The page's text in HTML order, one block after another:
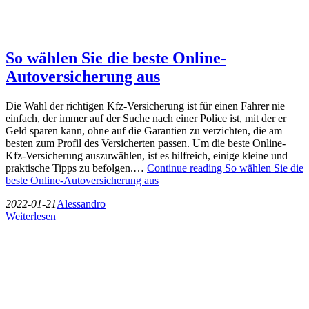
So wählen Sie die beste Online-
Autoversicherung aus
Die Wahl der richtigen Kfz-Versicherung ist für einen Fahrer nie
einfach, der immer auf der Suche nach einer Police ist, mit der er
Geld sparen kann, ohne auf die Garantien zu verzichten, die am
besten zum Profil des Versicherten passen. Um die beste Online-
Kfz-Versicherung auszuwählen, ist es hilfreich, einige kleine und
praktische Tipps zu befolgen.… Continue reading So wählen Sie die
beste Online-Autoversicherung aus
2022-01-21Alessandro
Weiterlesen